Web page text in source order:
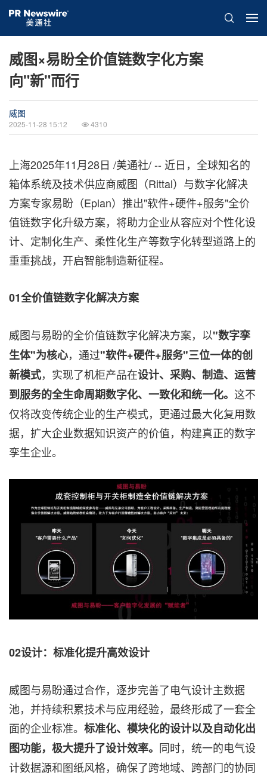
威图×易盼全价值链数字化方案
向"新"而行
威图
2025-11-28 15:12 4310
上海2025年11月28日 /美通社/ -- 近日，全球知名的
箱体系统及技术供应商威图（Rittal）与数字化解决
方案专家易盼（Eplan） 推出"软件+硬件+服务"全价
值链数字化升级方案，将助力企业从容应对个性化设
计、定制化生产、柔性化生产等数字化转型道路上的
重重挑战，开启智能制造新征程。
01全价值链数字化解决方案
威图与易盼的全价值链数字化解决方案，以"数字孪
生体"为核心，通过"软件+硬件+服务"三位一体的创
新模式，实现了机柜产品在设计、采购、制造、运营
到服务的全生命周期数字化、一致化和统一化。 这不
仅将改变传统企业的生产模式，更通过最大化复用数
据，扩大企业数据知识资产的价值，构建真正的数字
孪生企业。
02设计：标准化提升高效设计
威图与易盼通过合作，逐步完善了电气设计主数据
池，并持续积累技术与应用经验，最终形成了一套全
面的企业标准。 标准化、模块化的设计以及自动化出
图功能，极大提升了设计效率。 同时，统一的电气设
计数据源和图纸风格，确保了跨地域、跨部门的协同